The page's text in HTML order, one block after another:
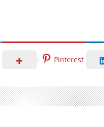
Pinterest